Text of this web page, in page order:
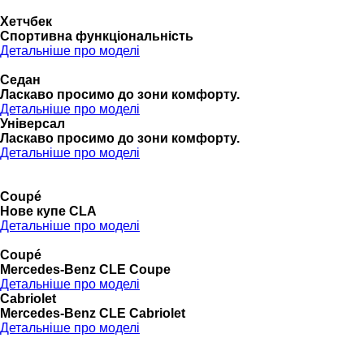
Хетчбек
Спортивна функціональність
Детальніше про моделі
Седан
Ласкаво просимо до зони комфорту.
Детальніше про моделі
Універсал
Ласкаво просимо до зони комфорту.
Детальніше про моделі
Coupé
Нове купе CLA
Детальніше про моделі
Coupé
Mercedes-Benz CLE Coupe
Детальніше про моделі
Cabriolet
Mercedes-Benz CLE Cabriolet
Детальніше про моделі